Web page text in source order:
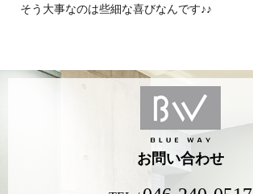
そう大事なのは些細な喜びなんです♪♪
お問い合わせ